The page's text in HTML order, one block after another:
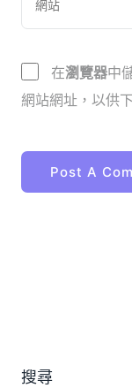
在瀏覽器中
網站網址，以供
搜尋